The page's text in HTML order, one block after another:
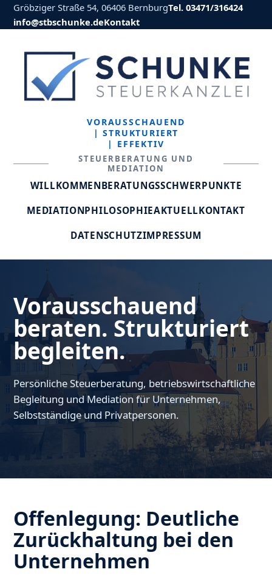
Gröbziger Straße 54, 06406 BernburgTel. 03471/316424
info@stbschunke.deKontakt
VORAUSSCHAUEND
| STRUKTURIERT
| EFFEKTIV
STEUERBERATUNG UND
MEDIATION
WILLKOMMENBERATUNGSSCHWERPUNKTE
MEDIATIONPHILOSOPHIEAKTUELLKONTAKT
DATENSCHUTZIMPRESSUM
Vorausschauend
beraten. Strukturiert
begleiten.
Persönliche Steuerberatung, betriebswirtschaftliche
Begleitung und Mediation für Unternehmen,
Selbstständige und Privatpersonen.
Offenlegung: Deutliche
Zurückhaltung bei den
Unternehmen